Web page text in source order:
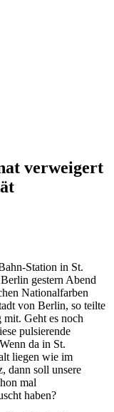
verweigert
Station in St.
gestern Abend
Nationalfarben
von Berlin, so teilte
Geht es noch
pulsierende
da in St.
liegen wie im
dann soll unsere
mal
haben?